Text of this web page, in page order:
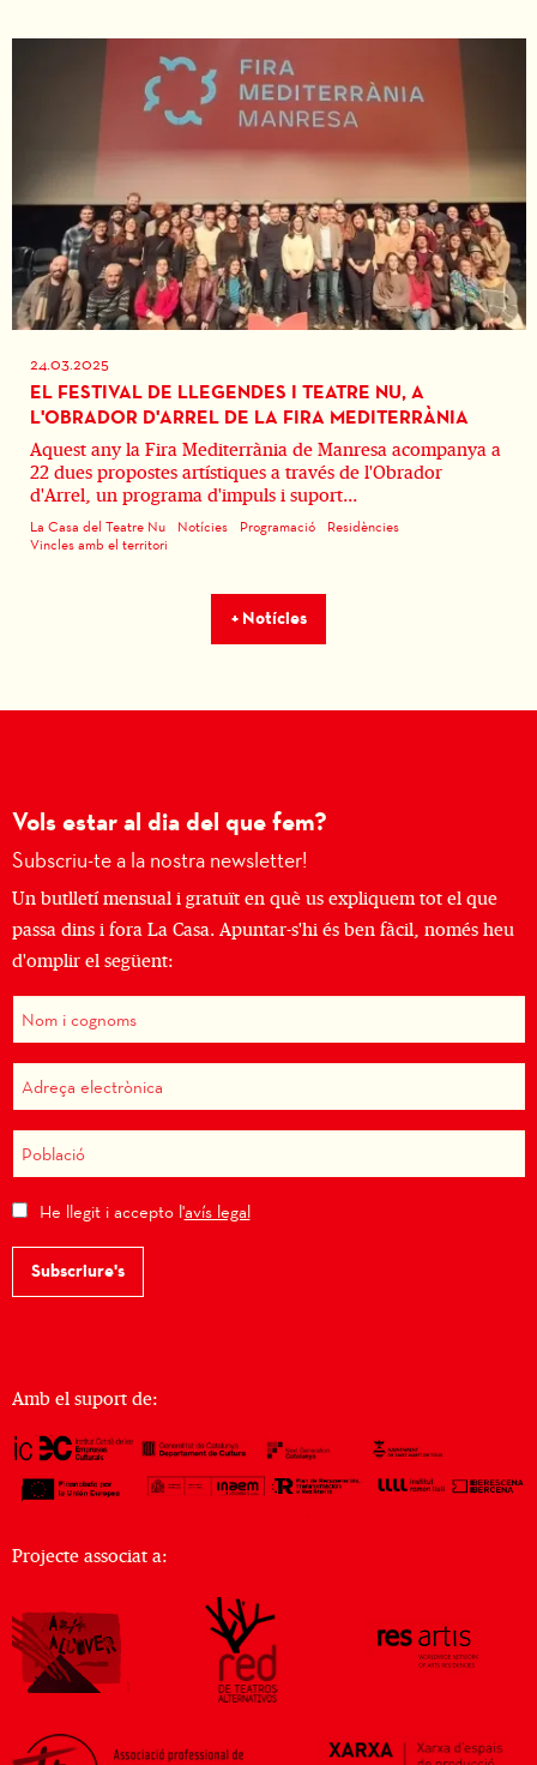
24.03.2025
EL FESTIVAL DE LLEGENDES I TEATRE NU, A
L'OBRADOR D'ARREL DE LA FIRA MEDITERRÀNIA
Aquest any la Fira Mediterrània de Manresa acompanya a
22 dues propostes artístiques a través de l'Obrador
d'Arrel, un programa d'impuls i suport...
La Casa del Teatre Nu Notícies Programació
Residències
Vincles amb el territori
+ Notícies
Vols estar al dia del que fem?
Subscriu-te a la nostra newsletter!
Un butlletí mensual i gratuït en què us expliquem tot el que
passa dins i fora La Casa. Apuntar-s'hi és ben fàcil, només heu
d'omplir el següent:
He llegit i accepto l'avís legal
Subscriure's
Amb el suport de:
Projecte associat a: